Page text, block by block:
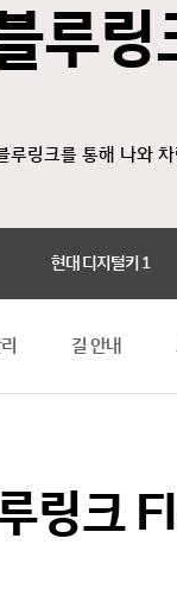
루링
루링크를 통해 나와
현대 디지털키 1
길 안내
링크